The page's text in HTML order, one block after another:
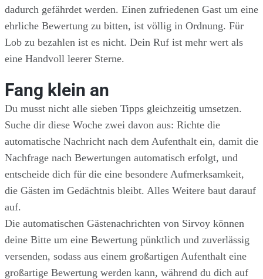
dadurch gefährdet werden. Einen zufriedenen Gast um eine
ehrliche Bewertung zu bitten, ist völlig in Ordnung. Für
Lob zu bezahlen ist es nicht. Dein Ruf ist mehr wert als
eine Handvoll leerer Sterne.
Fang klein an
Du musst nicht alle sieben Tipps gleichzeitig umsetzen.
Suche dir diese Woche zwei davon aus: Richte die
automatische Nachricht nach dem Aufenthalt ein, damit die
Nachfrage nach Bewertungen automatisch erfolgt, und
entscheide dich für die eine besondere Aufmerksamkeit,
die Gästen im Gedächtnis bleibt. Alles Weitere baut darauf
auf.
Die automatischen Gästenachrichten von Sirvoy können
deine Bitte um eine Bewertung pünktlich und zuverlässig
versenden, sodass aus einem großartigen Aufenthalt eine
großartige Bewertung werden kann, während du dich auf